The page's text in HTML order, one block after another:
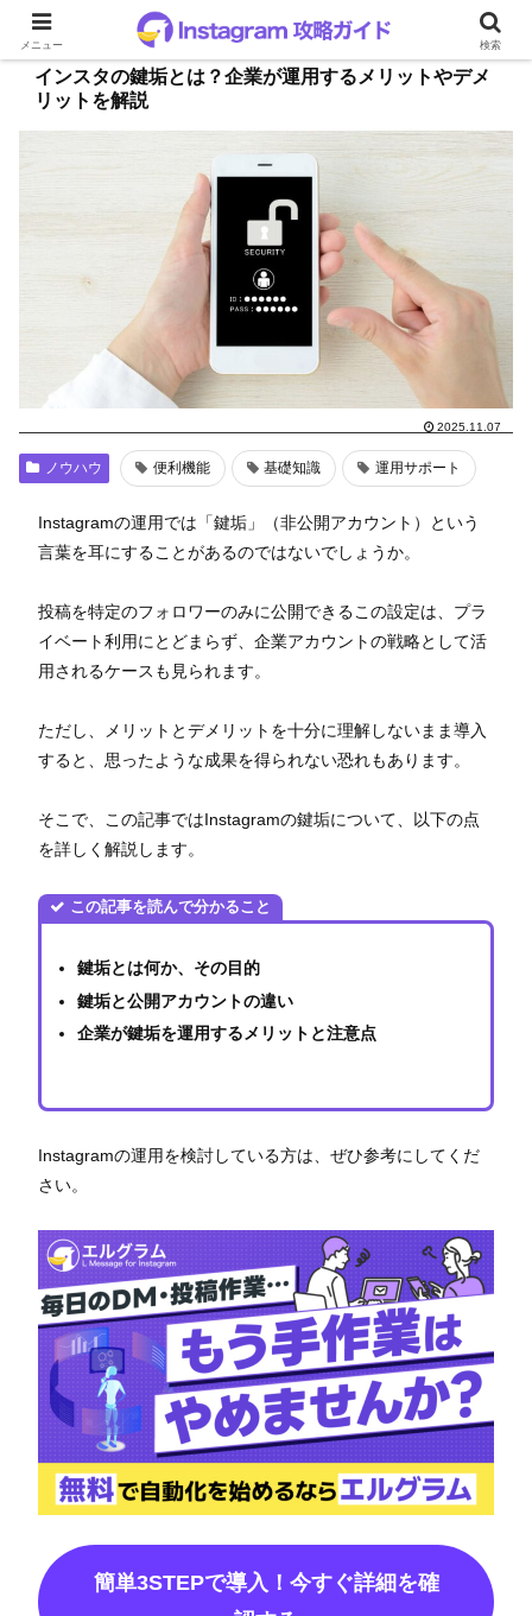
インスタの鍵垢とは？企業が運用するメリットやデメ
リットを解説
2025.11.07
ノウハウ 便利機能 基礎知識 運用サポート
Instagramの運用では「鍵垢」（非公開アカウント）という
言葉を耳にすることがあるのではないでしょうか。
投稿を特定のフォロワーのみに公開できるこの設定は、プラ
イベート利用にとどまらず、企業アカウントの戦略として活
用されるケースも見られます。
ただし、メリットとデメリットを十分に理解しないまま導入
すると、思ったような成果を得られない恐れもあります。
そこで、この記事ではInstagramの鍵垢について、以下の点
を詳しく解説します。
この記事を読んで分かること
鍵垢とは何か、その目的
鍵垢と公開アカウントの違い
企業が鍵垢を運用するメリットと注意点
Instagramの運用を検討している方は、ぜひ参考にしてくだ
さい。
簡単3STEPで導入！今すぐ詳細を確
メニュー 検索